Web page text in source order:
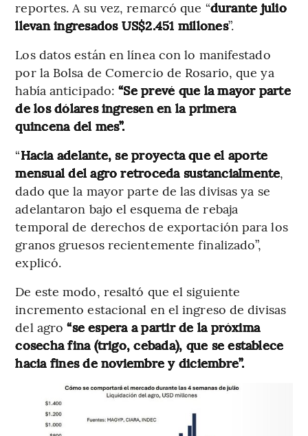
reportes. A su vez, remarcó que “durante julio
llevan ingresados US$2.451 millones”.
Los datos están en línea con lo manifestado
por la Bolsa de Comercio de Rosario, que ya
había anticipado:“Se prevé que la mayor parte
de los dólares ingresen en la primera
quincena del mes”.
“Hacia adelante, se proyecta que el aporte
mensual del agro retroceda sustancialmente,
dado que la mayor parte de las divisas ya se
adelantaron bajo el esquema de rebaja
temporal de derechos de exportación para los
granos gruesos recientemente finalizado”,
explicó.
De este modo, resaltó que el siguiente
incremento estacional en el ingreso de divisas
del agro“se espera a partir de la próxima
cosecha fina (trigo, cebada), que se establece
hacia fines de noviembre y diciembre”.